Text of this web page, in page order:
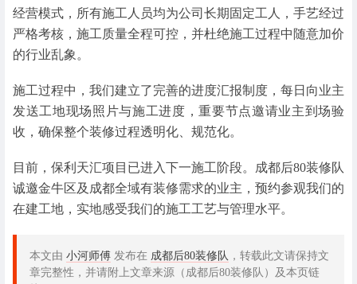
经营模式，所有施工人员均为公司长期固定工人，手艺经过
严格考核，施工质量全程可控，并杜绝施工过程中随意加价
的行业乱象。
施工过程中，我们建立了完善的进度汇报制度，每日向业主
发送工地现场照片与施工进度，重要节点邀请业主到场验
收，确保整个装修过程透明化、规范化。
目前，保利天汇项目已进入下一施工阶段。成都后80装修队
诚邀金牛区及成都全域有装修需求的业主，预约参观我们的
在建工地，实地感受我们的施工工艺与管理水平。
本文由 小河师傅 发布在 成都后80装修队 ，转载此文请保持文
章完整性，并请附上文章来源（成都后80装修队）及本页链